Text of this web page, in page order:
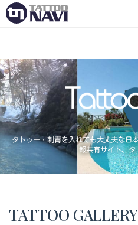
タトゥー・刺青を入れても大丈夫な日
報共有サイト、タ
TATTOO GALLERY